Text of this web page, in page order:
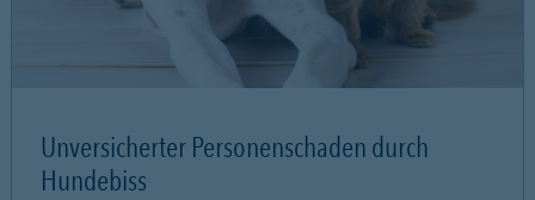
Unversicherter Personenschaden durch
Hundebiss